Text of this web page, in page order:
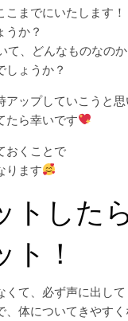
までにいたします！
うか？
て、どんなものなの
しょうか？
アップしていこうと
たら幸いです
おくことで
ります
トした
ト！
くて、必ず声に出して
、体についてきやす